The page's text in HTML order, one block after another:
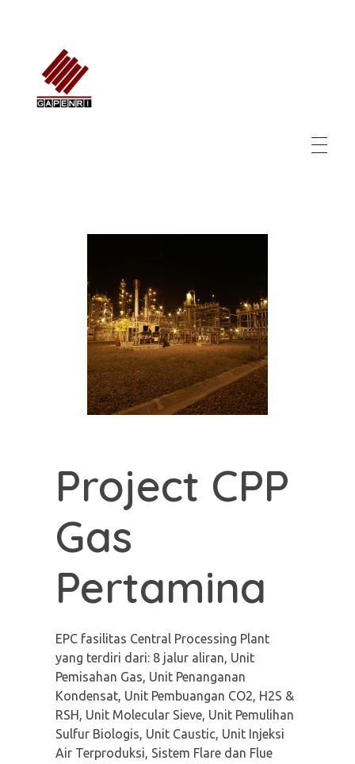
Project CPP
Gas
Pertamina
EPC fasilitas Central Processing Plant
yang terdiri dari: 8 jalur aliran, Unit
Pemisahan Gas, Unit Penanganan
Kondensat, Unit Pembuangan CO2, H2S &
RSH, Unit Molecular Sieve, Unit Pemulihan
Sulfur Biologis, Unit Caustic, Unit Injeksi
Air Terproduksi, Sistem Flare dan Flue